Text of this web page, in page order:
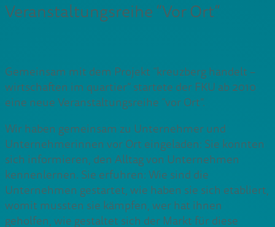
Veranstaltungsreihe “Vor Ort”
Gemeinsam mit dem Projekt “kreuzberg handelt –
wirtschaften im quartier” startete der FKU ab 2010
eine neue Veranstaltungsreihe “vor Ort”.
Wir haben gemeinsam zu Unternehmer und
Unternehmerinnen vor Ort eingeladen: Sie konnten
sich informieren, den Alltag von Unternehmen
kennenlernen. Sie erfuhren: Wie sind die
Unternehmen gestartet, wie haben sie sich etabliert,
womit mussten sie kämpfen, wer hat ihnen
geholfen, wie gestaltet sich der Markt für diese